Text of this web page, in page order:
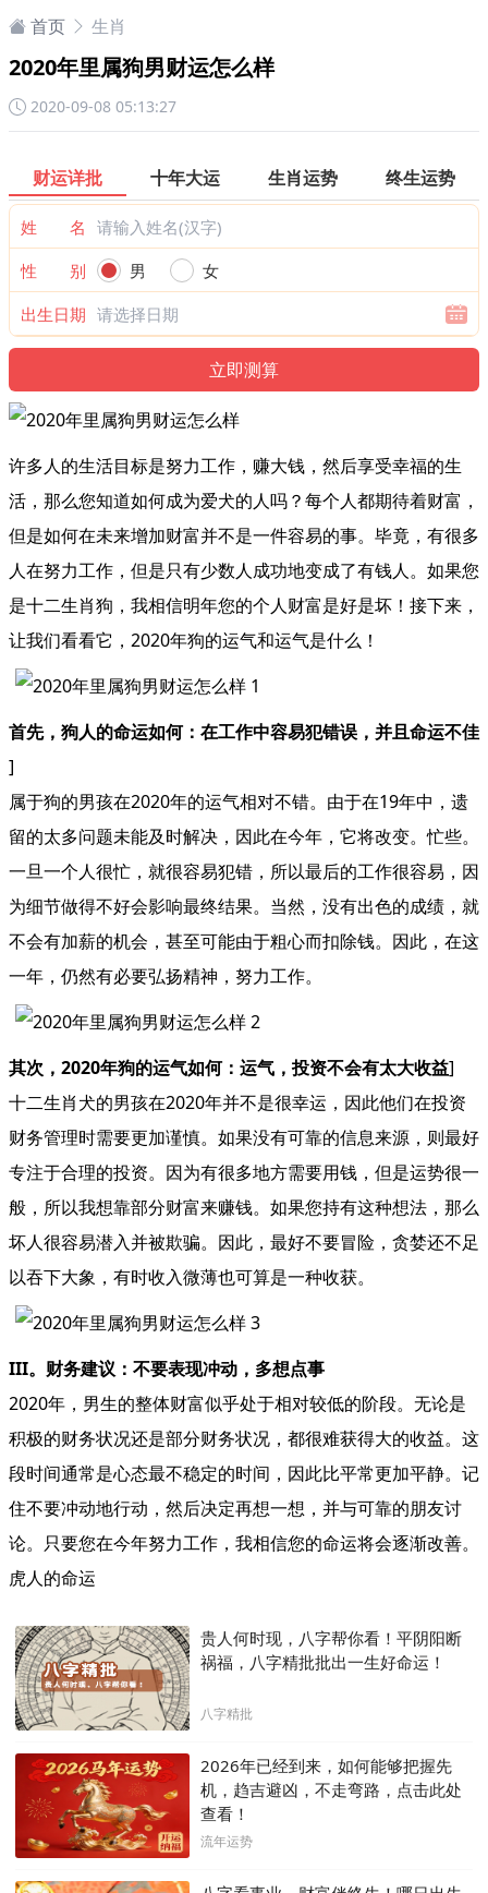
首页 生肖
2020年里属狗男财运怎么样
2020-09-08 05:13:27
财运详批 十年大运 生肖运势 终生运势
姓 名
性 别
男
女
出生日期
许多人的生活目标是努力工作，赚大钱，然后享受幸福的生
活，那么您知道如何成为爱犬的人吗？每个人都期待着财富，
但是如何在未来增加财富并不是一件容易的事。毕竟，有很多
人在努力工作，但是只有少数人成功地变成了有钱人。如果您
是十二生肖狗，我相信明年您的个人财富是好是坏！接下来，
让我们看看它，2020年狗的运气和运气是什么！
首先，狗人的命运如何：在工作中容易犯错误，并且命运不佳
]
属于狗的男孩在2020年的运气相对不错。由于在19年中，遗
留的太多问题未能及时解决，因此在今年，它将改变。忙些。
一旦一个人很忙，就很容易犯错，所以最后的工作很容易，因
为细节做得不好会影响最终结果。当然，没有出色的成绩，就
不会有加薪的机会，甚至可能由于粗心而扣除钱。因此，在这
一年，仍然有必要弘扬精神，努力工作。
其次，2020年狗的运气如何：运气，投资不会有太大收益]
十二生肖犬的男孩在2020年并不是很幸运，因此他们在投资
财务管理时需要更加谨慎。如果没有可靠的信息来源，则最好
专注于合理的投资。因为有很多地方需要用钱，但是运势很一
般，所以我想靠部分财富来赚钱。如果您持有这种想法，那么
坏人很容易潜入并被欺骗。因此，最好不要冒险，贪婪还不足
以吞下大象，有时收入微薄也可算是一种收获。
III。财务建议：不要表现冲动，多想点事
2020年，男生的整体财富似乎处于相对较低的阶段。无论是
积极的财务状况还是部分财务状况，都很难获得大的收益。这
段时间通常是心态最不稳定的时间，因此比平常更加平静。记
住不要冲动地行动，然后决定再想一想，并与可靠的朋友讨
论。只要您在今年努力工作，我相信您的命运将会逐渐改善。
虎人的命运
贵人何时现，八字帮你看！平阴阳断
祸福，八字精批批出一生好命运！
八字精批
2026年已经到来，如何能够把握先
机，趋吉避凶，不走弯路，点击此处
查看！
流年运势